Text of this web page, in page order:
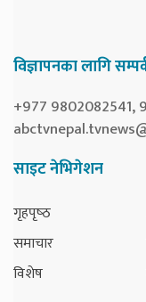
विज्ञापनका लागि
+977 9802082541,
साइट नेभिगेशन
गृहपृष्‍ठ
समाचार
विशेष